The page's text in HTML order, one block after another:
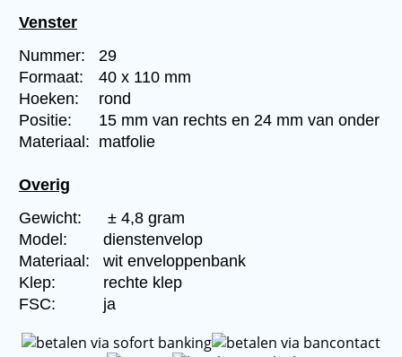
Venster
Nummer:
29
Formaat:
40 x 110 mm
Hoeken:
rond
Positie:
15 mm van rechts en 24 mm van onder
Materiaal: matfolie
Overig
Gewicht:
± 4,8 gram
Model:
dienstenvelop
Materiaal: wit enveloppenbank
Klep:
rechte klep
FSC:
ja